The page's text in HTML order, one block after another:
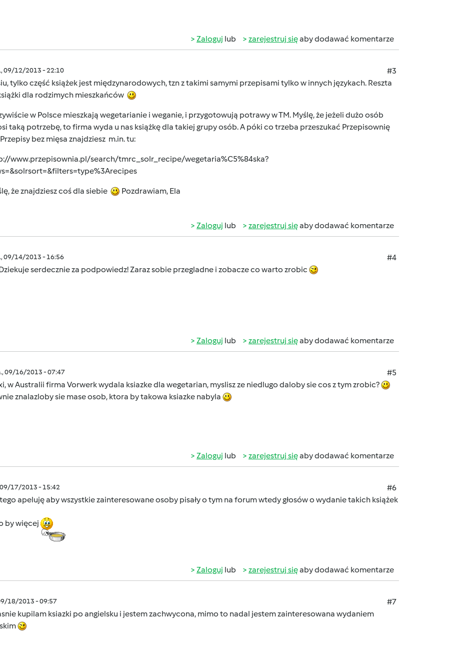
Zaloguj lub zarejestruj sięaby dodawać komentarze
09/12/2013 - 22:10
#3
tylko część książek jest międzynarodowych, tzn z takimi samymi przepisami tylko w innych językach. Reszta
dla rodzimych mieszkańców
w Polsce mieszkają wegetarianie i weganie, i przygotowują potrawy w TM. Myślę, że jeżeli dużo osób
taką potrzebę, to firma wyda u nas książkę dla takiej grupy osób. A póki co trzeba przeszukać Przepisownię
Przepisy bez mięsa znajdziesz m.in. tu:
www.przepisownia.pl/search/tmrc_solr_recipe/wegetaria%C5%84ska?
że znajdziesz coś dla siebie Pozdrawiam, Ela
Zaloguj lub zarejestruj sięaby dodawać komentarze
09/14/2013 - 16:56
#4
serdecznie za podpowiedz! Zaraz sobie przegladne i zobacze co warto zrobic
Zaloguj lub zarejestruj sięaby dodawać komentarze
09/16/2013 - 07:47
#5
w Australii firma Vorwerk wydala ksiazke dla wegetarian, myslisz ze niedlugo daloby sie cos z tym zrobic?
znalazloby sie mase osob, ktora by takowa ksiazke nabyla
Zaloguj lub zarejestruj sięaby dodawać komentarze
17/2013 - 15:42
#6
apeluję aby wszystkie zainteresowane osoby pisały o tym na forum wtedy głosów o wydanie takich książek
by więcej
Zaloguj lub zarejestruj sięaby dodawać komentarze
18/2013 - 09:57
#7
kupilam ksiazki po angielsku i jestem zachwycona, mimo to nadal jestem zainteresowana wydaniem